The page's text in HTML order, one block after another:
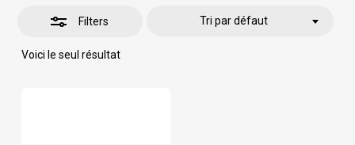
Filters
Voici le seul résultat
Tri par défaut